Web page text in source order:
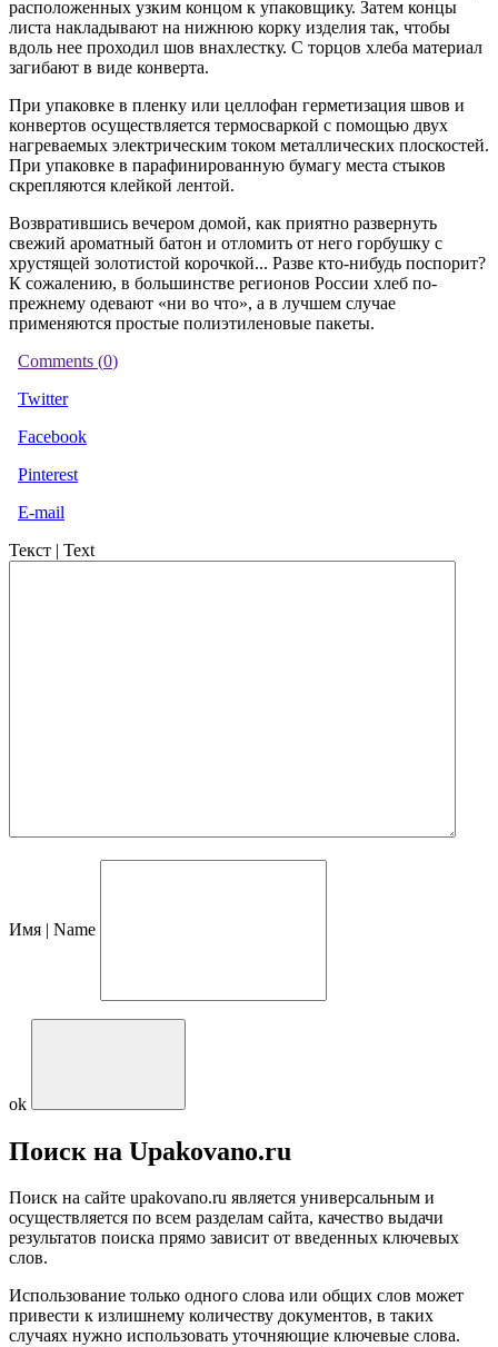
расположенных узким концом к упаковщику. Затем концы
листа накладывают на нижнюю корку изделия так, чтобы
вдоль нее проходил шов внахлестку. С торцов хлеба материал
загибают в виде конверта.
При упаковке в пленку или целлофан герметизация швов и
конвертов осуществляется термосваркой с помощью двух
нагреваемых электрическим током металлических плоскостей.
При упаковке в парафинированную бумагу места стыков
скрепляются клейкой лентой.
Возвратившись вечером домой, как приятно развернуть
свежий ароматный батон и отломить от него горбушку с
хрустящей золотистой корочкой... Разве кто-нибудь поспорит?
К сожалению, в большинстве регионов России хлеб по-
прежнему одевают «ни во что», а в лучшем случае
применяются простые полиэтиленовые пакеты.
Comments (0)
Twitter
Facebook
Pinterest
E-mail
Текст | Text
Имя | Name
ok
Поиск на Upakovano.ru
Поиск на сайте upakovano.ru является универсальным и
осуществляется по всем разделам сайта, качество выдачи
результатов поиска прямо зависит от введенных ключевых
слов.
Использование только одного слова или общих слов может
привести к излишнему количеству документов, в таких
случаях нужно использовать уточняющие ключевые слова.